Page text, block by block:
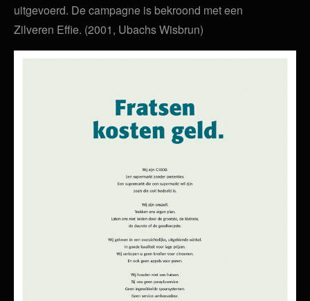
uitgevoerd. De campagne is bekroond met een
Zilveren Effie. (2001, Ubachs Wisbrun)